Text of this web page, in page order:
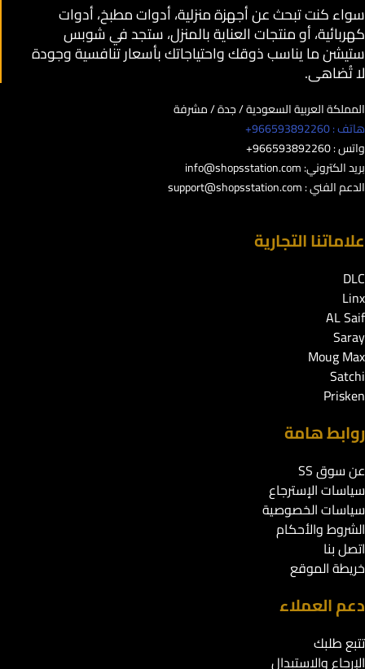
سواء كنت تبحث عن أجهزة منزلية، أدوات مطبخ، أدوات
كهربائية، أو منتجات العناية بالمنزل، ستجد في شوبس
ستيشن ما يناسب ذوقك واحتياجاتك بأسعار تنافسية وجودة
لا تُضاهى.
المملكة العربية السعودية / جدة / مشرفة
هاتف : 966593892260+
واتس : 966593892260+
بريد الكتروني:info@shopsstation.com
الدعم الفني :support@shopsstation.com
علاماتنا التجارية
DLC
Linx
AL Saif
Saray
Moug Max
Satchi
Prisken
روابط هامة
عن سوق SS
سياسات الإسترجاع
سياسات الخصوصية
الشروط والأحكام
اتصل بنا
خريطة الموقع
دعم العملاء
تتبع طلبك
الإرجاع والاستبدال